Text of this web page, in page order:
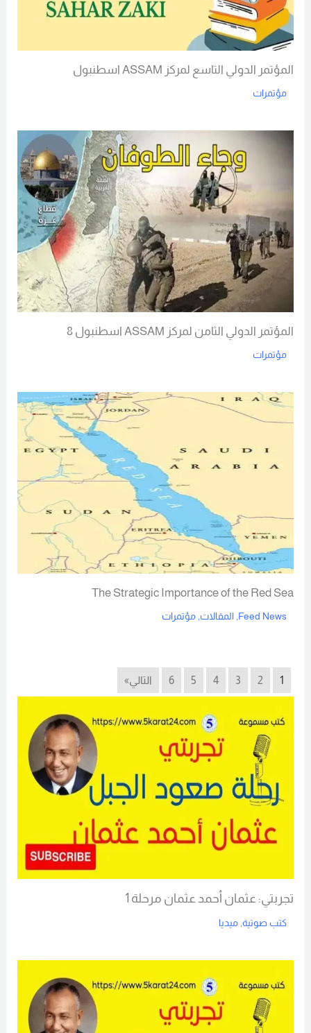
المؤتمر الدولي التاسع لمركز ASSAM اسطنبول
مؤتمرات
المؤتمر الدولي الثامن لمركز ASSAM اسطنبول 8
مؤتمرات
The Strategic Importance of the Red Sea
Feed News
, المقالات, مؤتمرات
1
2
3
4
5
6 التالي»
تجربتي: عثمان أحمد عثمان مرحلة 1
كتب صوتية, ميديا